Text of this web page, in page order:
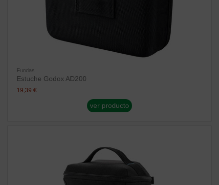
Fundas
Estuche Godox AD200
19,39 €
ver producto